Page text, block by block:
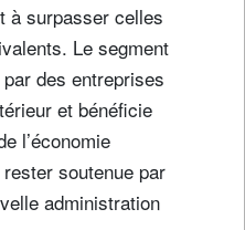
à surpasser celles
Le segment
des entreprises
et bénéficie
l’économie
soutenue par
administration